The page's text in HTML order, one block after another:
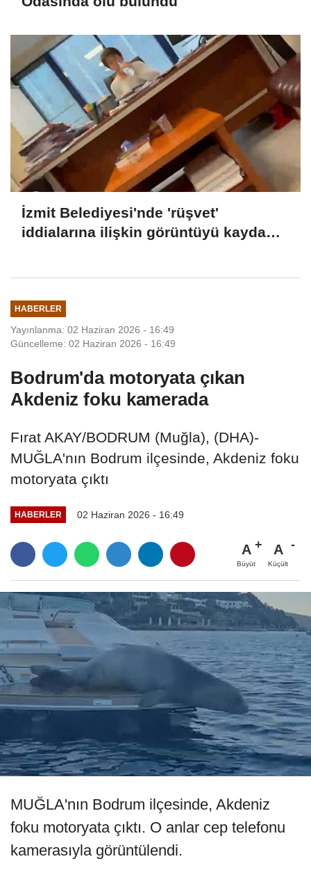
İzmit Belediyesi'nde 'rüşvet'
iddialarına ilişkin görüntüyü kayda
HABERLER
Yayınlanma: 02 Haziran 2026 - 16:49
Güncelleme: 02 Haziran 2026 - 16:49
Bodrum'da motoryata çıkan
Akdeniz foku kamerada
Fırat AKAY/BODRUM (Muğla), (DHA)-
MUĞLA'nın Bodrum ilçesinde, Akdeniz foku
motoryata çıktı
HABERLER 02 Haziran 2026 - 16:49
A
Büyüt
A
Küçült
MUĞLA'nın Bodrum ilçesinde, Akdeniz
foku motoryata çıktı. O anlar cep telefonu
kamerasıyla görüntülendi.